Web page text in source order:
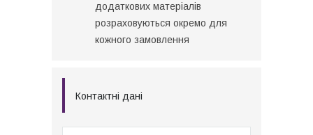
додаткових матеріалів
розраховуються окремо для
кожного замовлення
Контактні дані